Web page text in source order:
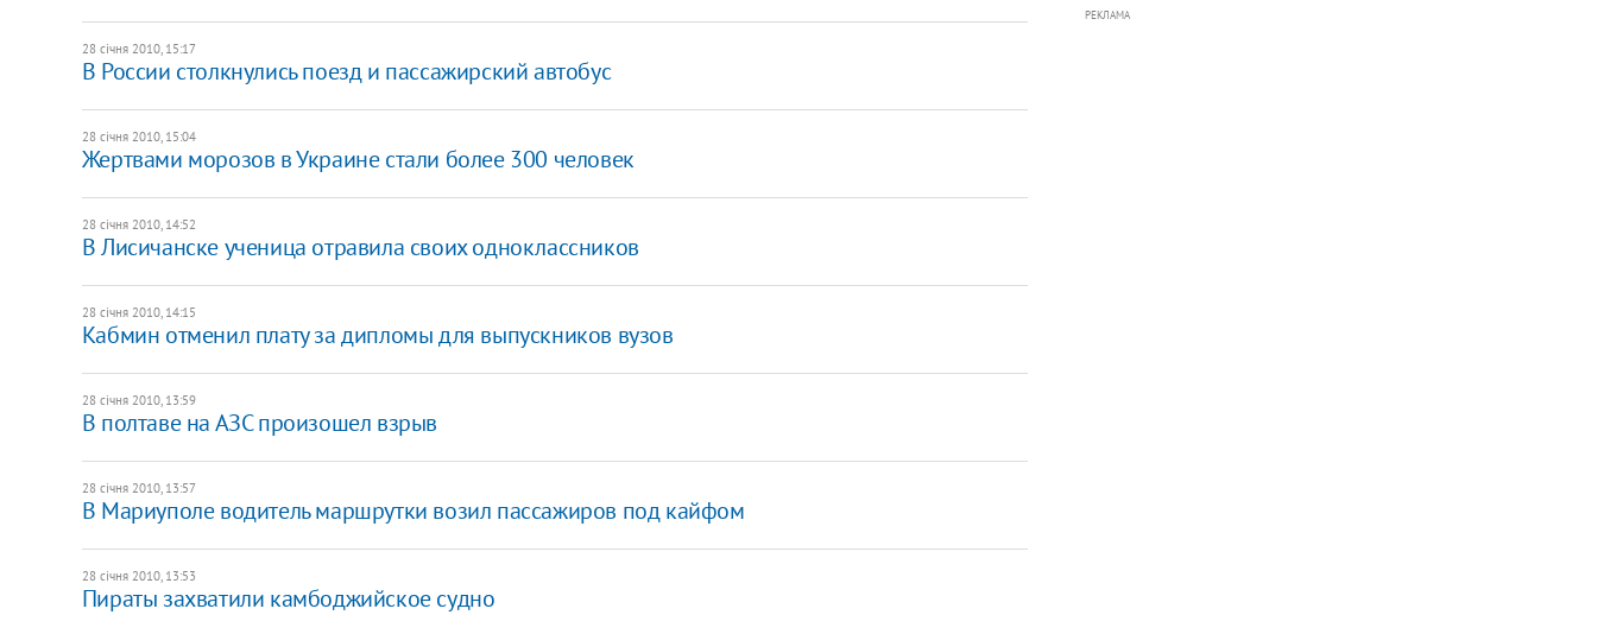
28 січня 2010, 15:17
В России столкнулись поезд и пассажирский автобус
28 січня 2010, 15:04
Жертвами морозов в Украине стали более 300 человек
28 січня 2010, 14:52
В Лисичанске ученица отравила своих одноклассников
28 січня 2010, 14:15
Кабмин отменил плату за дипломы для выпускников вузов
28 січня 2010, 13:59
В полтаве на АЗС произошел взрыв
28 січня 2010, 13:57
В Мариуполе водитель маршрутки возил пассажиров под кайфом
28 січня 2010, 13:53
Пираты захватили камбоджийское судно
РЕКЛАМА